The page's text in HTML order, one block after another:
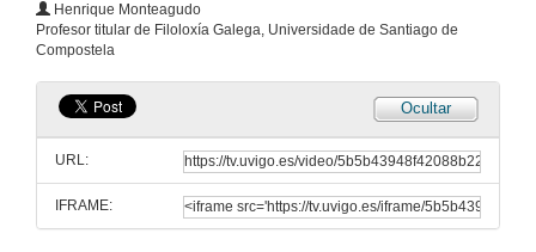
Henrique Monteagudo
Profesor titular de Filoloxía Galega, Universidade de Santiago de
Compostela
Ocultar
URL:
IFRAME:
Norma lingüística e ideoloxías
21 de xuño de 2006
Mesa redonda